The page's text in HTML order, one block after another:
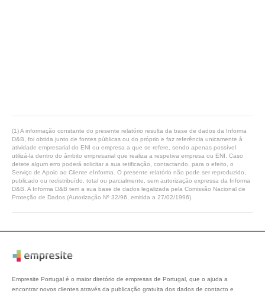
(1) A informação constante do presente relatório resulta da base de dados da Informa
D&B, foi obtida junto de fontes públicas ou do próprio e faz referência unicamente à
atividade empresarial do ENI ou empresa a que se refere, sendo apenas possível
utilizá-la dentro do âmbito empresarial que realiza a respetiva empresa ou ENI. Caso
detete algum erro poderá solicitar a sua retificação, contactando, para o efeito, o
Serviço de Apoio ao Cliente eInforma. O presente relatório não pode ser reproduzido,
publicado ou redistribuído, total ou parcialmente, sem autorização expressa da Informa
D&B. A Informa D&B tem a sua base de dados legalizada pela Comissão Nacional de
Proteção de Dados (Autorização Nº 32/96, emitida a 27/02/1996).
Empresite Portugal é o maior diretório de empresas de Portugal, que o ajuda a
encontrar novos clientes através da publicação gratuita dos dados de contacto e